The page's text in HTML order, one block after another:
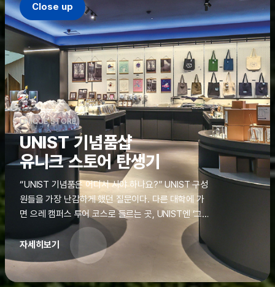
Close up
UNIQUE STORE
UNIST 기념품샵
유니크 스토어 탄생기
“UNIST 기념품은 어디서 사야 하나요?” UNIST 구성
원들을 가장 난감하게 했던 질문이다. 다른 대학에 가
면 으레 캠퍼스 투어 코스로 들르는 곳, UNIST엔 ‘그
것’이 없었다. 학교 탐방을 왔던 고등학생도, 자녀를 방
문하러 온 학부모도 빈손으로 돌려보내야 했던 아쉬움
을 달래줄 공간이 ‘유니크 스토어(UNIQUE
STORE)’라는 이름으로 지난해 11월 문을 열었다.
자세히보기